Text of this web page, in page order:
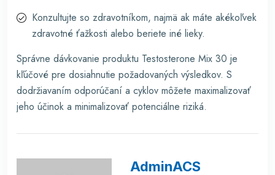
Konzultujte so zdravotníkom, najmä ak máte akékoľvek
zdravotné ťažkosti alebo beriete iné lieky.
Správne dávkovanie produktu Testosterone Mix 30 je
kľúčové pre dosiahnutie požadovaných výsledkov. S
dodržiavaním odporúčaní a cyklov môžete maximalizovať
jeho účinok a minimalizovať potenciálne riziká.
AdminACS